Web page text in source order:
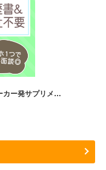
カー発サプリメ…